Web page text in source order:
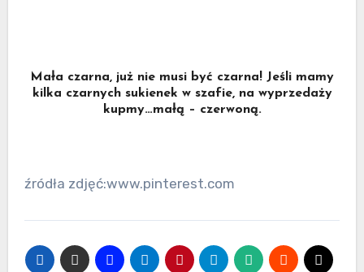
Mała czarna, już nie musi być czarna! Jeśli mamy
kilka czarnych sukienek w szafie, na wyprzedaży
kupmy…małą – czerwoną.
źródła zdjęć:www.pinterest.com